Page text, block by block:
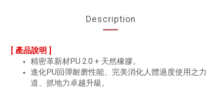
Description
[ 產品說明 ]
精密革新材PU 2.0 + 天然橡膠。
進化PU回彈耐磨性能、完美消化人體過度使用之力
道、抓地力卓越升級。